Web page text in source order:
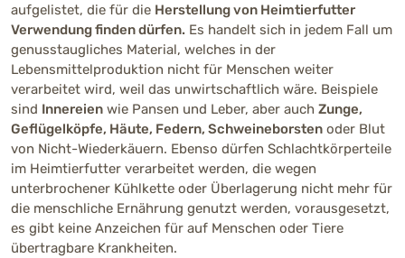
aufgelistet, die für die Herstellung von Heimtierfutter
Verwendung finden dürfen. Es handelt sich in jedem Fall um
genusstaugliches Material, welches in der
Lebensmittelproduktion nicht für Menschen weiter
verarbeitet wird, weil das unwirtschaftlich wäre. Beispiele
sind Innereien wie Pansen und Leber, aber auch Zunge,
Geflügelköpfe, Häute, Federn, Schweineborsten oder Blut
von Nicht-Wiederkäuern. Ebenso dürfen Schlachtkörperteile
im Heimtierfutter verarbeitet werden, die wegen
unterbrochener Kühlkette oder Überlagerung nicht mehr für
die menschliche Ernährung genutzt werden, vorausgesetzt,
es gibt keine Anzeichen für auf Menschen oder Tiere
übertragbare Krankheiten.